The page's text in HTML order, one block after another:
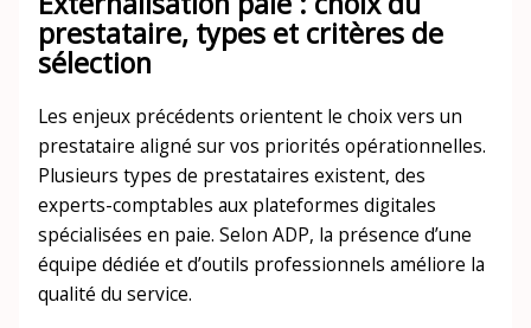
prestataire, types et critères de
sélection
Les enjeux précédents orientent le choix vers un
prestataire aligné sur vos priorités opérationnelles.
Plusieurs types de prestataires existent, des
experts-comptables aux plateformes digitales
spécialisées en paie. Selon ADP, la présence d’une
équipe dédiée et d’outils professionnels améliore la
qualité du service.